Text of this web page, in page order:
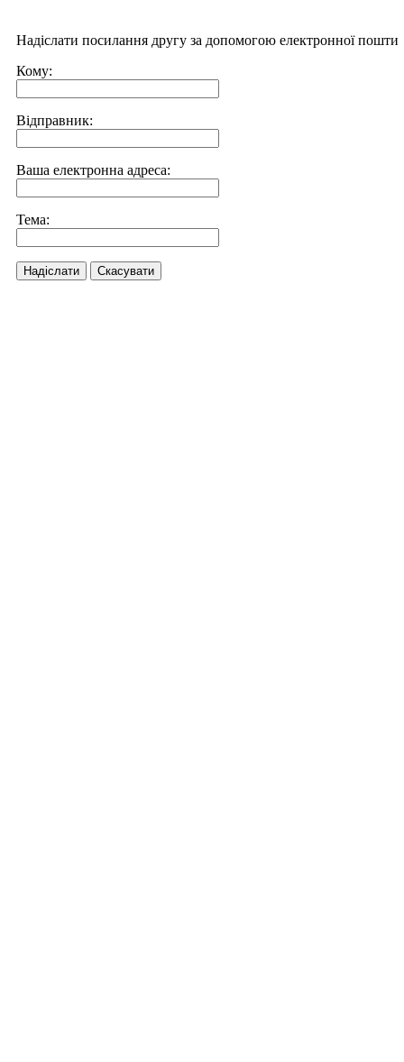
Надіслати посилання другу за допомогою електронної пошти
Кому:
Відправник:
Ваша електронна адреса:
Тема:
Надіслати Скасувати